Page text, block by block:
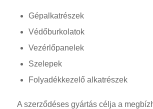
Gépalkatrészek
Védőburkolatok
Vezérlőpanelek
Szelepek
Folyadékkezelő alkatrészek
A szerződéses gyártás célja a